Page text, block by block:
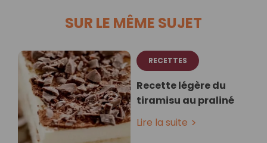
SUR LE MÊME SUJET
RECETTES
Recette légère du
tiramisu au praliné
Lire la suite